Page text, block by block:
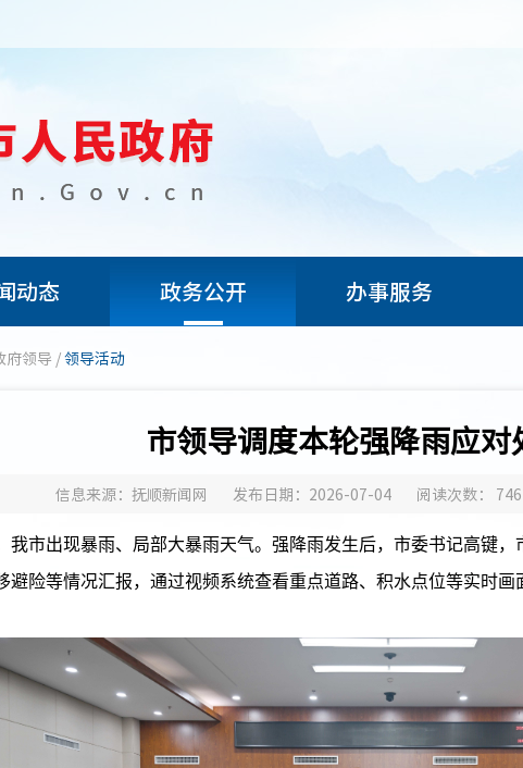
动态 政务公开 办事服务
府领导 /领导活动
市领导调度本轮强降雨应对
信息来源：抚顺新闻网 发布日期：2026-07-04 阅读次数： 746
市出现暴雨、局部大暴雨天气。强降雨发生后，市委书记高键，
避险等情况汇报，通过视频系统查看重点道路、积水点位等实时画